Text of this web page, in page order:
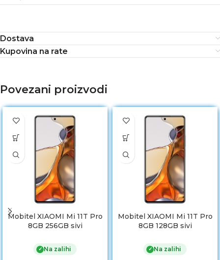
Dostava
Kupovina na rate
Povezani proizvodi
Mobitel XIAOMI Mi 11T Pro
8GB 256GB sivi
✓ Na zalihi
Mobitel XIAOMI Mi 11T Pro
8GB 128GB sivi
✓ Na zalihi